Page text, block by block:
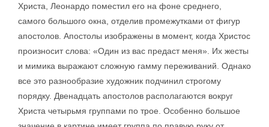
Христа, Леонардо поместил его на фоне среднего,
самого большого окна, отделив промежутками от фигур
апостолов. Апостолы изображены в момент, когда Христос
произносит слова: «Один из вас предаст меня». Их жесты
и мимика выражают сложную гамму переживаний. Однако
все это разнообразие художник подчинил строгому
порядку. Двенадцать апостолов располагаются вокруг
Христа четырьмя группами по трое. Особенно большое